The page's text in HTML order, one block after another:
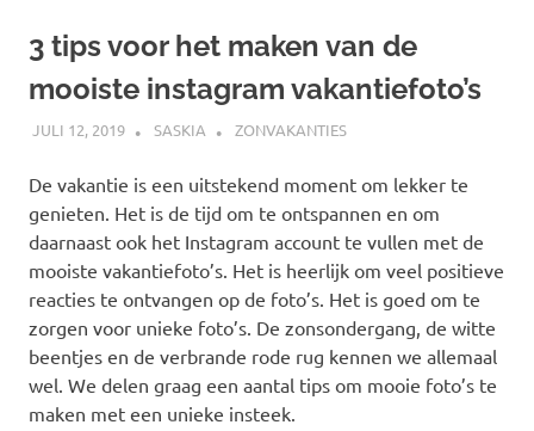
3 tips voor het maken van de
mooiste instagram vakantiefoto’s
JULI 12, 2019 SASKIA ZONVAKANTIES
De vakantie is een uitstekend moment om lekker te
genieten. Het is de tijd om te ontspannen en om
daarnaast ook het Instagram account te vullen met de
mooiste vakantiefoto’s. Het is heerlijk om veel positieve
reacties te ontvangen op de foto’s. Het is goed om te
zorgen voor unieke foto’s. De zonsondergang, de witte
beentjes en de verbrande rode rug kennen we allemaal
wel. We delen graag een aantal tips om mooie foto’s te
maken met een unieke insteek.